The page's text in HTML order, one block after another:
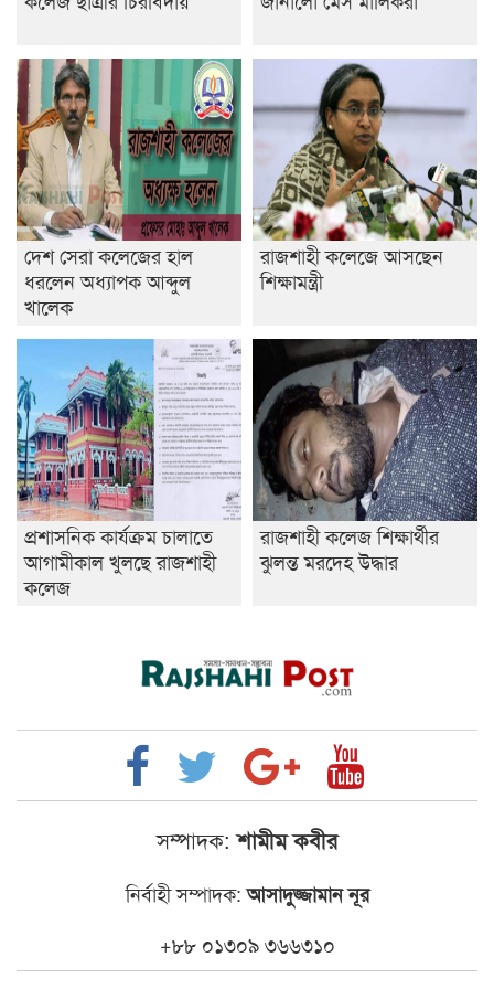
দেশ সেরা কলেজের হাল
ধরলেন অধ্যাপক আব্দুল
খালেক
রাজশাহী কলেজে আসছেন
শিক্ষামন্ত্রী
প্রশাসনিক কার্যক্রম চালাতে
আগামীকাল খুলছে রাজশাহী
কলেজ
রাজশাহী কলেজ শিক্ষার্থীর
ঝুলন্ত মরদেহ উদ্ধার
সম্পাদক: শামীম কবীর
নির্বাহী সম্পাদক:আসাদুজ্জামান নূর
+৮৮ ০১৩০৯ ৩৬৬৩১০